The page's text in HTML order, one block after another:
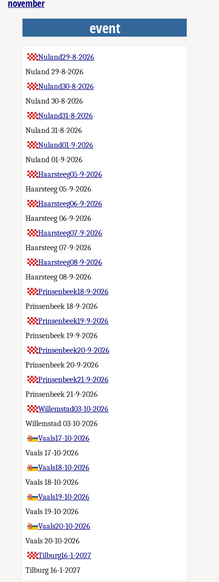
november
event
Nuland29-8-2026
Nuland 29-8-2026
Nuland30-8-2026
Nuland 30-8-2026
Nuland31-8-2026
Nuland 31-8-2026
Nuland01-9-2026
Nuland 01-9-2026
Haarsteeg05-9-2026
Haarsteeg 05-9-2026
Haarsteeg06-9-2026
Haarsteeg 06-9-2026
Haarsteeg07-9-2026
Haarsteeg 07-9-2026
Haarsteeg08-9-2026
Haarsteeg 08-9-2026
Prinsenbeek18-9-2026
Prinsenbeek18-9-2026
Prinsenbeek19-9-2026
Prinsenbeek19-9-2026
Prinsenbeek20-9-2026
Prinsenbeek20-9-2026
Prinsenbeek21-9-2026
Prinsenbeek21-9-2026
Willemstad03-10-2026
Willemstad 03-10-2026
Vaals17-10-2026
Vaals 17-10-2026
Vaals18-10-2026
Vaals 18-10-2026
Vaals19-10-2026
Vaals 19-10-2026
Vaals20-10-2026
Vaals 20-10-2026
Tilburg16-1-2027
Tilburg 16-1-2027